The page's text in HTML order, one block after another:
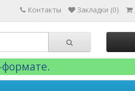
Контакты Закладки (0)
формате.